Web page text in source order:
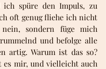
ich spüre den Impuls, zu
oft genug fliehe ich nicht
sondern füge mich
und befolge alle
artig. Warum ist das so?
es mir, und vielleicht auch